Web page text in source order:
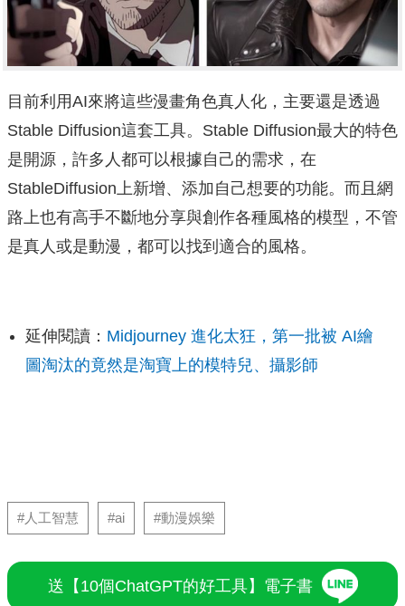
目前利用AI來將這些漫畫角色真人化，主要還是透過
Stable Diffusion這套工具。Stable Diffusion最大的特色
是開源，許多人都可以根據自己的需求，在
StableDiffusion上新增、添加自己想要的功能。而且網
路上也有高手不斷地分享與創作各種風格的模型，不管
是真人或是動漫，都可以找到適合的風格。
延伸閱讀： Midjourney 進化太狂，第一批被 AI繪
圖淘汰的竟然是淘寶上的模特兒、攝影師
#人工智慧 #ai #動漫娛樂
送【10個ChatGPT的好工具】電子書